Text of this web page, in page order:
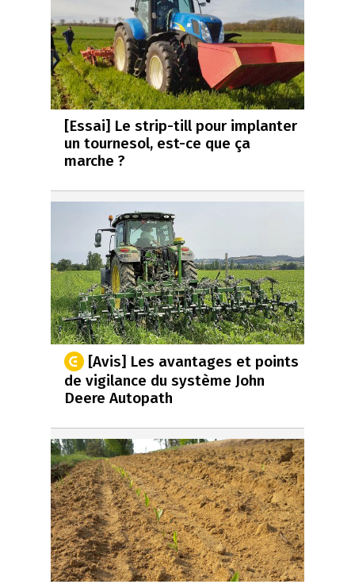
[Essai] Le strip-till pour implanter
un tournesol, est-ce que ça
marche ?
[Avis] Les avantages et points
de vigilance du système John
Deere Autopath